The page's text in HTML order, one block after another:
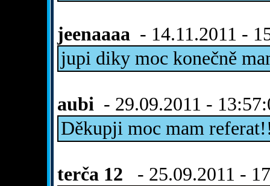
jeenaaaa - 14.11.2011 -
jupi diky moc konečně
aubi - 29.09.2011 -
Děkupji moc mam
terča 12
- 25.09.2011 -